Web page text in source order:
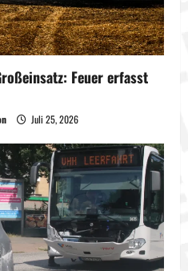
Feuer erfasst
Juli 25, 2026